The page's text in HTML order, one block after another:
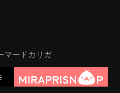
マードカリガ